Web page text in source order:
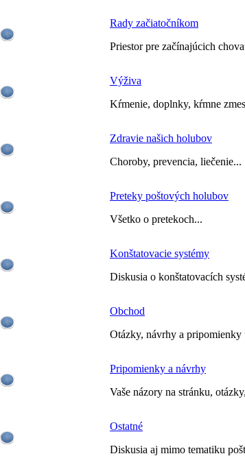
Rady začiatočníkom
Priestor pre začínajúcich
Výživa
Kŕmenie, doplnky, kŕmne
Zdravie našich holubov
Choroby, prevencia, liečenie...
Preteky poštových holubov
Všetko o pretekoch...
Konštatovacie systémy
Diskusia o konštatovacích
Obchod
Otázky, návrhy a pripomienky
Pripomienky a návrhy
Vaše názory na stránku,
Ostatné
Diskusia aj mimo tematiku